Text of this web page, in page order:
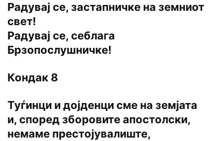
Радувај се, застапничке на земниот
свет!
Радувај се, себлага
Брзопослушничке!
Кондак 8
Туѓинци и дојденци сме на земјата
и, според зборовите апостолски,
немаме престојувалиште,